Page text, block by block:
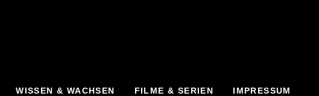
WISSEN & WACHSEN FILME & SERIEN IMPRESSUM